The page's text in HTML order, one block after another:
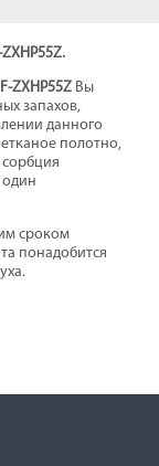
ZXHP55Z Вы
запахов,
данного
полотно,
один
сроком
понадобится